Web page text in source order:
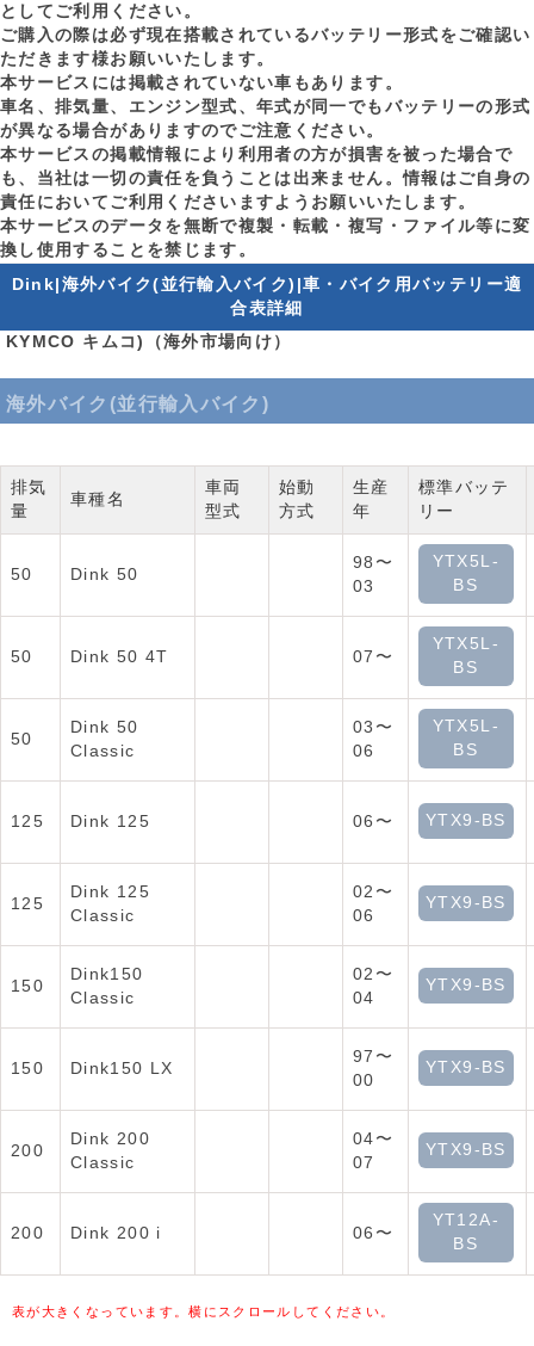
としてご利用ください。
ご購入の際は必ず現在搭載されているバッテリー形式をご確認い
ただきます様お願いいたします。
本サービスには掲載されていない車もあります。
車名、排気量、エンジン型式、年式が同一でもバッテリーの形式
が異なる場合がありますのでご注意ください。
本サービスの掲載情報により利用者の方が損害を被った場合で
も、当社は一切の責任を負うことは出来ません。情報はご自身の
責任においてご利用くださいますようお願いいたします。
本サービスのデータを無断で複製・転載・複写・ファイル等に変
換し使用することを禁じます。
Dink|海外バイク(並行輸入バイク)|車・バイク用バッテリー適
合表詳細
KYMCO キムコ)（海外市場向け）
海外バイク(並行輸入バイク)
排気
量
車種名
車両
型式
始動
方式
生産
年
標準バッテ
リー
50 Dink 50
98〜
03
YTX5L-
BS
50 Dink 50 4T 07〜
YTX5L-
BS
50
Dink 50
Classic
03〜
06
YTX5L-
BS
125 Dink 125 06〜 YTX9-BS
125
Dink 125
Classic
02〜
06
YTX9-BS
150
Dink150
Classic
02〜
04
YTX9-BS
150 Dink150 LX
97〜
00
YTX9-BS
200
Dink 200
Classic
04〜
07
YTX9-BS
200 Dink 200 i 06〜
YT12A-
BS
表が大きくなっています。横にスクロールしてください。